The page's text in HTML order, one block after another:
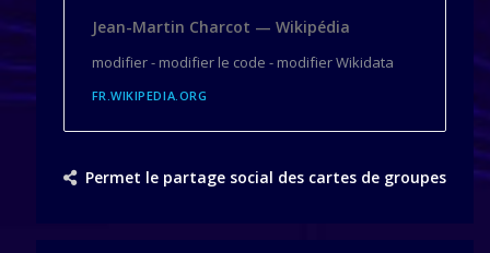
Jean-Martin Charcot — Wikipédia
modifier - modifier le code - modifier Wikidata
FR.WIKIPEDIA.ORG
Permet le partage social des cartes de groupes